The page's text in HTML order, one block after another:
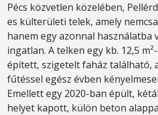
Pécs közvetlen közelében,
es külterületi telek, amely
hanem egy azonnal használatba
ingatlan. A telken egy kb. 12,5
épített, szigetelt faház található,
fűtéssel egész évben
Emellett egy 2020-ban épült,
helyet kapott, külön beton